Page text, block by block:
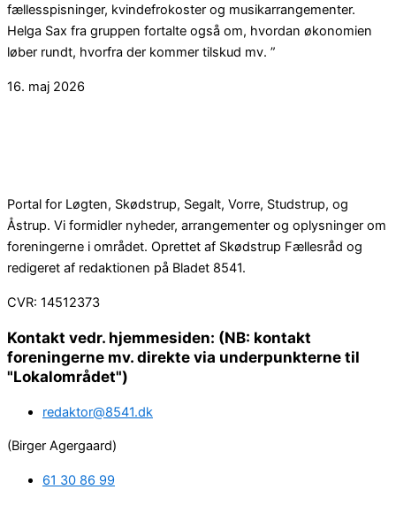
fællesspisninger, kvindefrokoster og musikarrangementer.
Helga Sax fra gruppen fortalte også om, hvordan økonomien
løber rundt, hvorfra der kommer tilskud mv. ”
16. maj 2026
Portal for Løgten, Skødstrup, Segalt, Vorre, Studstrup, og
Åstrup. Vi formidler nyheder, arrangementer og oplysninger om
foreningerne i området. Oprettet af Skødstrup Fællesråd og
redigeret af redaktionen på Bladet 8541.
CVR: 14512373
Kontakt vedr. hjemmesiden: (NB: kontakt
foreningerne mv. direkte via underpunkterne til
"Lokalområdet")
redaktor@8541.dk
(Birger Agergaard)
61 30 86 99